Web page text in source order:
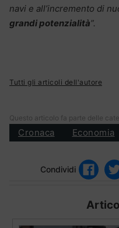
navi e all’incremento di
grandi potenzialità”.
Tutti gli articoli dell'autore
Questo articolo fa parte delle
Cronaca Economia
Condividi